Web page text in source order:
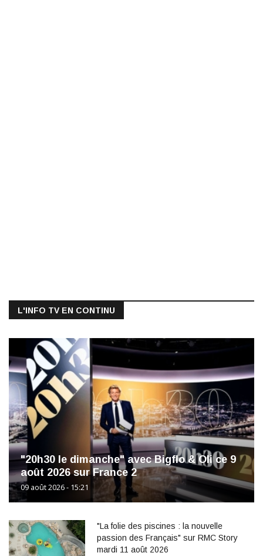
L'INFO TV EN CONTINU
"20h30 le dimanche" avec Bigflo & Oli ce 9
août 2026 sur France 2
09 août 2026 - 15:21
"La folie des piscines : la nouvelle
passion des Français" sur RMC Story
mardi 11 août 2026